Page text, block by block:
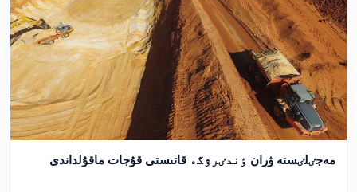
مەجٸلٸستە ۋران ٶندٸرۋگە قاتىستى قۇجات ماقۇلداندى